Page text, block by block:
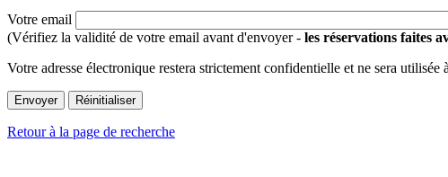
Votre email
(Vérifiez la validité de votre email avant d'envoyer - les réservations faites
Votre adresse électronique restera strictement confidentielle et ne sera
Retour à la page de recherche